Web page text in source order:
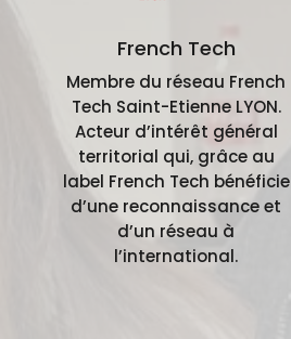
French Tech
Membre du réseau French
Tech Saint-Etienne LYON.
Acteur d’intérêt général
territorial qui, grâce au
label French Tech bénéficie
d’une reconnaissance et
d’un réseau à
l’international.